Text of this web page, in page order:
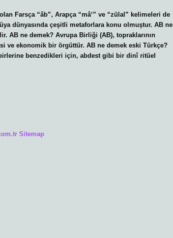
Farsça “âb”, Arapça “mâ‘” ve “zülal” kelimeleri de
dünyasında çeşitli metaforlara konu olmuştur. AB ne
AB ne demek? Avrupa Birliği (AB), topraklarının
ve ekonomik bir örgüttür. AB ne demek eski Türkçe?
benzedikleri için, abdest gibi bir dinî ritüel
Sitemap